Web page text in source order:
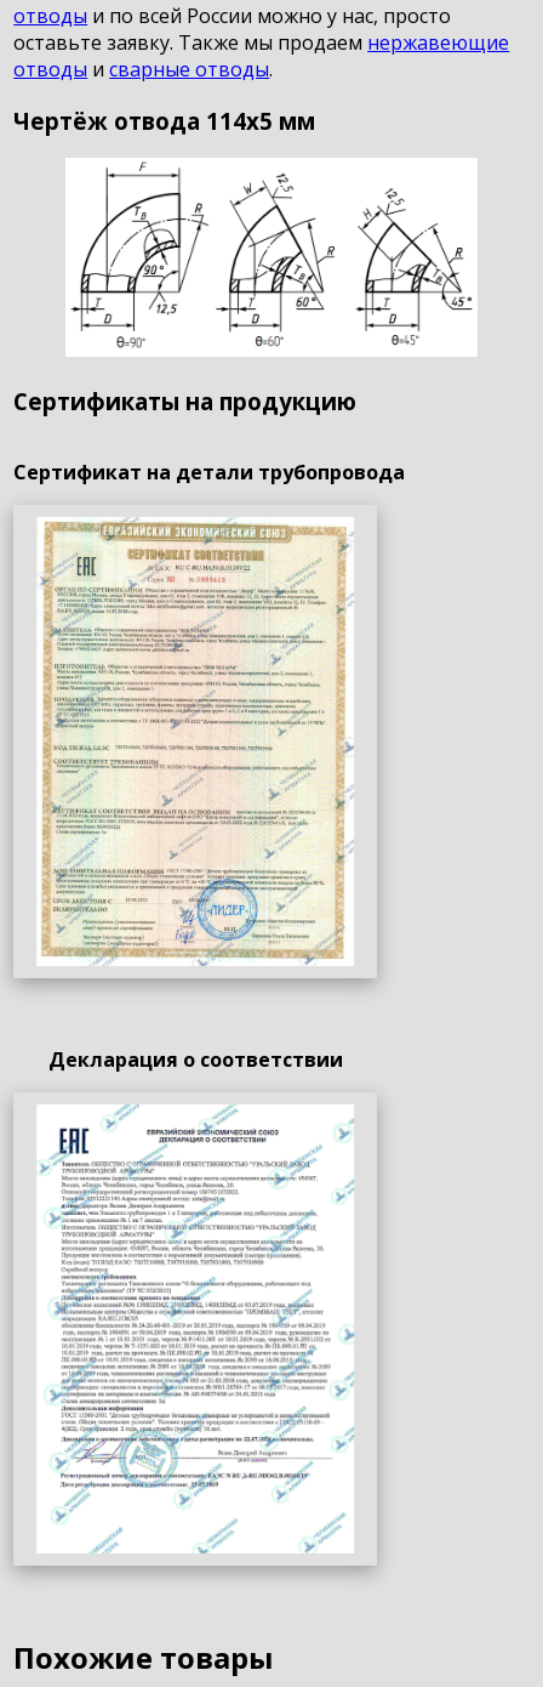
отводы и по всей России можно у нас, просто
оставьте заявку. Также мы продаем нержавеющие
отводы исварные отводы.
Чертёж отвода 114х5 мм
Сертификаты на продукцию
Сертификат на детали трубопровода
Декларация о соответствии
Похожие товары